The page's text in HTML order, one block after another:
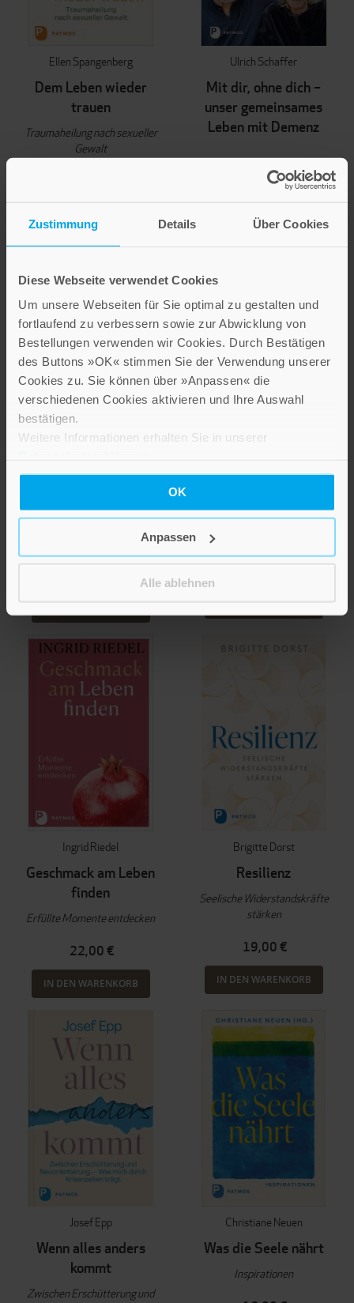
Zustimmung Details Über Cookies
Diese Webseite verwendet Cookies
Um unsere Webseiten für Sie optimal zu gestalten und
fortlaufend zu verbessern sowie zur Abwicklung von
Bestellungen verwenden wir Cookies. Durch Bestätigen
des Buttons »OK« stimmen Sie der Verwendung unserer
Cookies zu. Sie können über »Anpassen« die
verschiedenen Cookies aktivieren und Ihre Auswahl
bestätigen.
Weitere Informationen erhalten Sie in unserer
OK
Anpassen
Alle ablehnen
Ellen Spangenberg
Dem Leben wieder
trauen
Traumaheilung nach sexueller
Gewalt
Ulrich Schaffer
Mit dir, ohne dich –
unser gemeinsames
Leben mit Demenz
28,00 €
IN DEN WARENKORB
Christiane Neuen
ist Beziehung
Das Wissen des
Analytische Psychologie und
Ingrid Riedel
Geschmack am Leben
finden
Erfüllte Momente entdecken
22,00 €
IN DEN WARENKORB
Brigitte Dorst
Resilienz
Seelische Widerstandskräfte
stärken
19,00 €
IN DEN WARENKORB
Josef Epp
Wenn alles anders
kommt
Zwischen Erschütterung und
Christiane Neuen
Was die Seele nährt
Inspirationen